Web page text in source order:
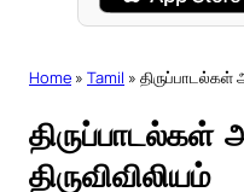
Home » Tamil » திருப்பாடல்கள்
திருப்பாடல்கள்
திருவிவிலியம்